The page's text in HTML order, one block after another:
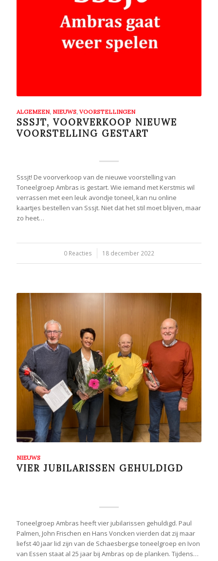
ALGEMEEN, NIEUWS, VOORSTELLINGEN
SSSJT, VOORVERKOOP NIEUWE
VOORSTELLING GESTART
Sssjt! De voorverkoop van de nieuwe voorstelling van
Toneelgroep Ambras is gestart. Wie iemand met Kerstmis wil
verrassen met een leuk avondje toneel, kan nu online
kaartjes bestellen van Sssjt. Niet dat het stil moet blijven, maar
zo heet…
0 Reacties
/ 18 december 2022
NIEUWS
VIER JUBILARISSEN GEHULDIGD
Toneelgroep Ambras heeft vier jubilarissen gehuldigd. Paul
Palmen, John Frischen en Hans Voncken vierden dat zij maar
liefst 40 jaar lid zijn van de Schaesbergse toneelgroep en Ivon
van Essen staat al 25 jaar bij Ambras op de planken. Tijdens…